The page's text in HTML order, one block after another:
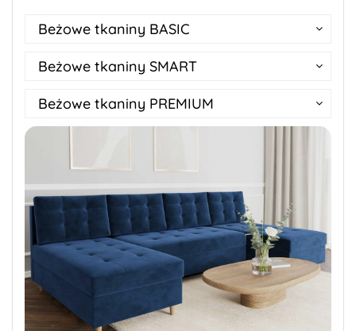
Beżowe tkaniny BASIC
Beżowe tkaniny SMART
Beżowe tkaniny PREMIUM